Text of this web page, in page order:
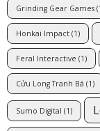
Grinding Gear Games
Honkai Impact (1)
Feral Interactive (1)
Cửu Long Tranh Bá (1)
Sumo Digital (1)